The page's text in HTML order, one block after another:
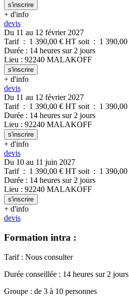
s'inscrire
+ d'info
devis
Du 11 au 12 février 2027
Tarif : 1 390,00 € HT soit : 1 390,00
Durée : 14 heures sur 2 jours
Lieu : 92240 MALAKOFF
s'inscrire
+ d'info
devis
Du 11 au 12 février 2027
Tarif : 1 390,00 € HT soit : 1 390,00
Durée : 14 heures sur 2 jours
Lieu : 92240 MALAKOFF
s'inscrire
+ d'info
devis
Du 10 au 11 juin 2027
Tarif : 1 390,00 € HT soit : 1 390,00
Durée : 14 heures sur 2 jours
Lieu : 92240 MALAKOFF
s'inscrire
+ d'info
devis
Formation intra :
Tarif : Nous consulter
Durée conseillée : 14 heures sur 2 jours
Groupe : de 3 à 10 personnes